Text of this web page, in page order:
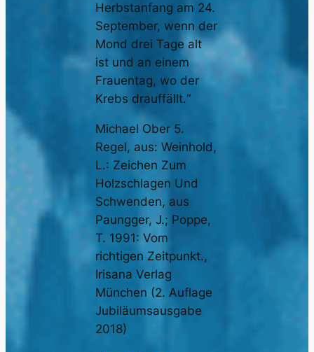
Herbstanfang am 24.
September, wenn der
Mond drei Tage alt
ist und an einem
Frauentag, wo der
Krebs drauffällt.“
Michael Ober 5.
Regel, aus: Weinhold,
L.: Zeichen Zum
Holzschlagen Und
Schwenden, aus
Paungger, J.; Poppe,
T. 1991: Vom
richtigen Zeitpunkt.,
Irisana Verlag
München (2. Auflage
Jubiläumsausgabe
2018)